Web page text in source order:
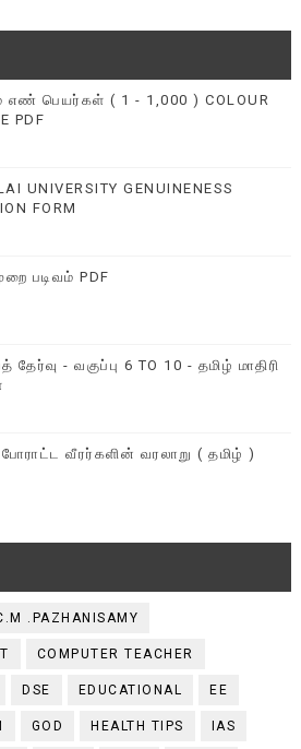
எண் பெயர்கள் ( 1 - 1,000 ) COLOUR
PDF
UNIVERSITY GENUINENESS
FORM
படிவம் PDF
தேர்வு - வகுப்பு 6 TO 10 - தமிழ் மாதிரி
போராட்ட வீரர்களின் வரலாறு ( தமிழ் )
.PAZHANISAMY
COMPUTER TEACHER
DSE EDUCATIONAL EE
GOD HEALTH TIPS IAS